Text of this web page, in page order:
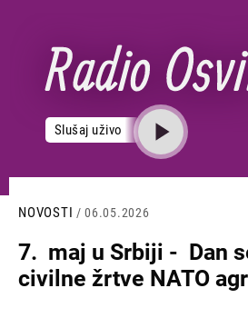
sadržaj
Slušaj uživo
NOVOSTI / 06.05.2026
7. maj u Srbiji - Dan
civilne žrtve NATO